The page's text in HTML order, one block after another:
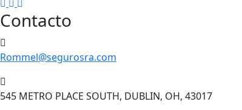
Contacto
Rommel@segurosra.com
545 METRO PLACE SOUTH, DUBLIN, OH, 43017